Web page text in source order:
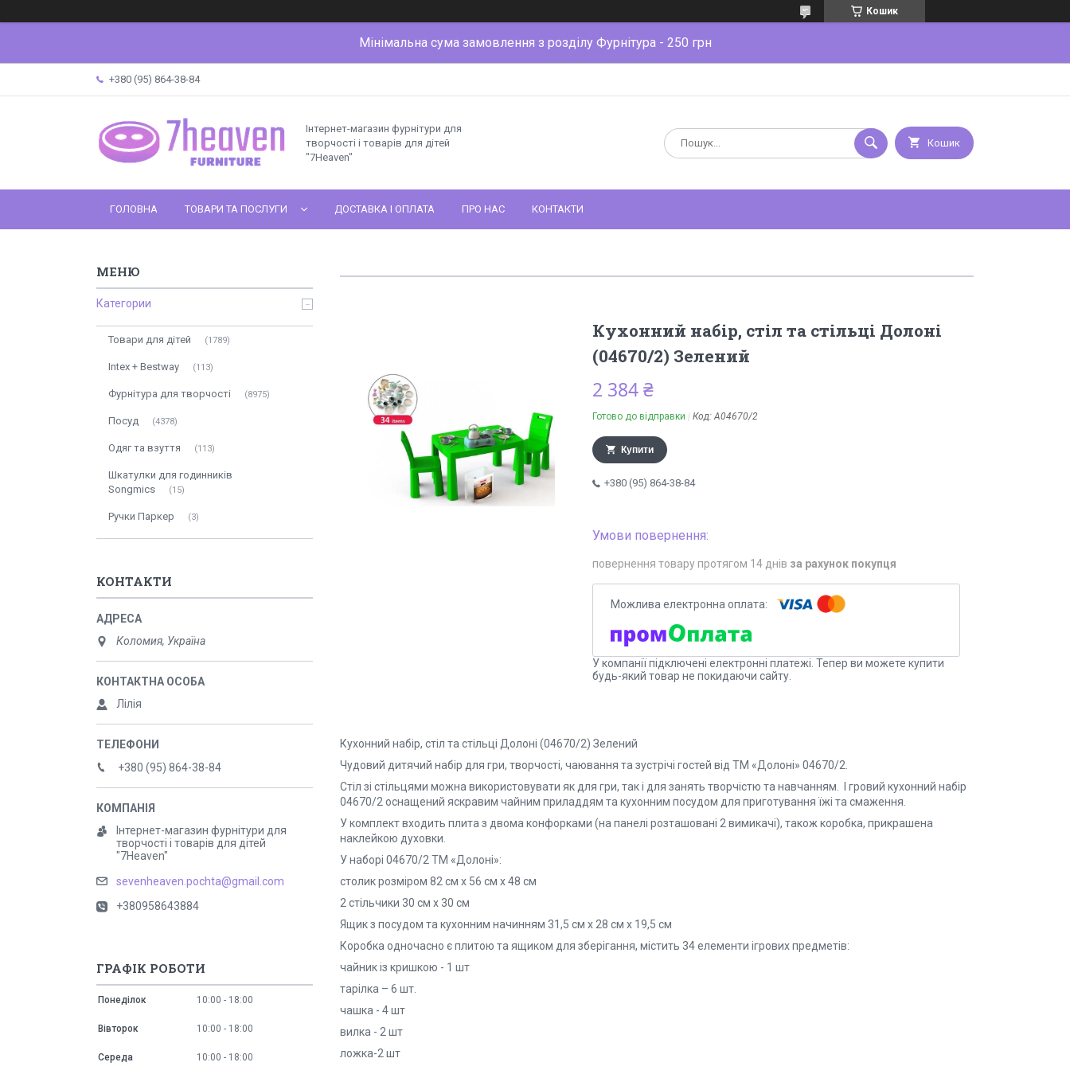
Кошик
Мінімальна сума замовлення з розділу Фурнітура - 250 грн
+380 (95) 864-38-84
Інтернет-магазин фурнітури для
творчості і товарів для дітей
"7Heaven"
Кошик
ГОЛОВНА ТОВАРИ ТА ПОСЛУГИ ДОСТАВКА І ОПЛАТА ПРО НАС КОНТАКТИ
Кухонний набір, стіл та стільці Долоні
(04670/2) Зелений
2 384 ₴
Готово до відправки Код:A04670/2
Купити
+380 (95) 864-38-84
повернення товару протягом 14 днів за рахунок покупця
У компанії підключені електронні платежі. Тепер ви можете купити
будь-який товар не покидаючи сайту.
Кухонний набір, стіл та стільці Долоні (04670/2) Зелений
Чудовий дитячий набір для гри, творчості, чаювання та зустрічі гостей від ТМ «Долоні» 04670/2.
Стіл зі стільцями можна використовувати як для гри, так і для занять творчістю та навчанням. І гровий кухонний набір
04670/2 оснащений яскравим чайним приладдям та кухонним посудом для приготування їжі та смаження.
У комплект входить плита з двома конфорками (на панелі розташовані 2 вимикачі), також коробка, прикрашена
наклейкою духовки.
У наборі 04670/2 ТМ «Долоні»:
столик розміром 82 см х 56 см х 48 см
2 стільчики 30 см х 30 см
Ящик з посудом та кухонним начинням 31,5 см x 28 см x 19,5 см
Коробка одночасно є плитою та ящиком для зберігання, містить 34 елементи ігрових предметів:
чайник із кришкою - 1 шт
тарілка – 6 шт.
чашка - 4 шт
вилка - 2 шт
ложка-2 шт
Категории
Товари для дітей 1789
Intex + Bestway 113
Фурнітура для творчості 8975
Посуд 4378
Одяг та взуття 113
Шкатулки для годинників
Songmics
15
Ручки Паркер 3
КОНТАКТИ
Коломия, Україна
Лілія
+380 (95) 864-38-84
Інтернет-магазин фурнітури для
творчості і товарів для дітей
"7Heaven"
sevenheaven.pochta@gmail.com
+380958643884
ГРАФІК РОБОТИ
Понеділок 10:00 18:00
Вівторок 10:00 18:00
Середа 10:00 18:00